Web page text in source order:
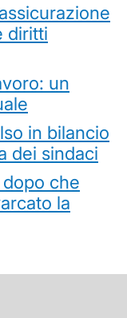
diritti
un
in bilancio
dei sindaci
che
la